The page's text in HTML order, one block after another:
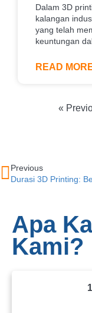
Dalam 3D
kalangan
yang telah
keuntungan
READ
«
Previous
Apa
Kami?